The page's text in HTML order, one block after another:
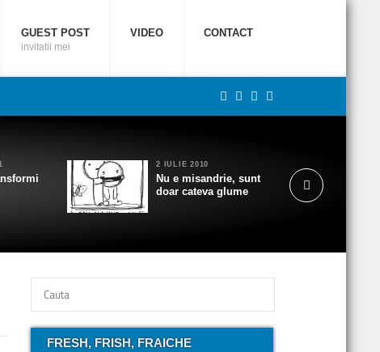
GUEST POST
invitatii mei
VIDEO CONTACT
2 IULIE 2010
Nu e misandrie, sunt
doar cateva glume
FRESH, FRISH, FRAICHE